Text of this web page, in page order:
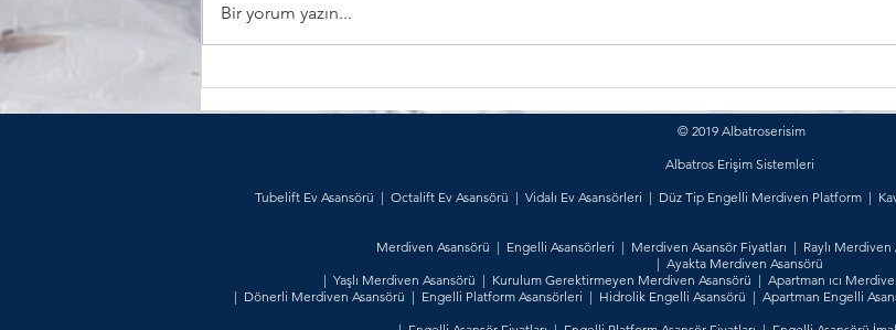
Engelli Asansörleri
Bir yorum yazın...
© 2019 Albatroserisim
Albatros Erişim Sistemleri
Tubelift Ev Asansörü | Octalift Ev Asansörü | Vidalı Ev Asansörleri | Düz Tip Engelli Merdiven Platform |
Merdiven Asansörü | Engelli Asansörleri | Merdiven Asansör Fiyatları | Raylı Merdiven
| Ayakta Merdiven Asansörü
| Yaşlı Merdiven Asansörü | Kurulum Gerektirmeyen Merdiven Asansörü | Apartman ıcı
| Dönerli Merdiven Asansörü | Engelli Platform Asansörleri | Hidrolik Engelli Asansörü | Apartman Engelli